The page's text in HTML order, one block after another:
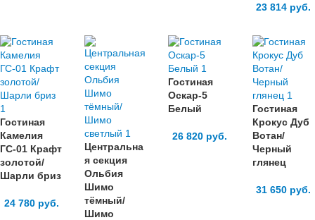
23 814 руб.
Гостиная
Камелия
ГС-01 Крафт
золотой/
Шарли бриз
24 780руб.
Центральна
я секция
Ольбия
Шимо
тёмный/
Шимо
Гостиная
Оскар-5
Белый
26 820руб.
Гостиная
Крокус Дуб
Вотан/
Черный
глянец
31 650 руб.